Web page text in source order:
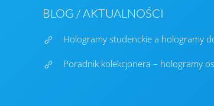
BLOG / AKTUALNOŚCI
Hologramy studenckie a hologramy
Poradnik kolekcjonera – hologramy